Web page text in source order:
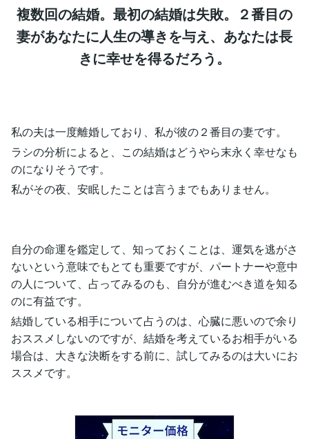
複数回の結婚。最初の結婚は失敗。２番目の
妻があなたに人生の導きを与え、あなたは長
きに幸せを得るだろう。
私の夫は一度離婚しており、私が彼の２番目の妻です。
ラシの分析によると、この結婚はどうやら末永く幸せなも
のになりそうです。
私がその夜、安眠したことは言うまでもありません。
自分の命運を鑑定して、知っておくことは、運気を逃がさ
ないという意味でもとても重要ですが、パートナーや意中
の人について、占ってみるのも、自分が進むべき道を知る
のに有益です。
結婚している相手について占うのは、心臓に悪いので余り
おススメしないのですが、結婚を考えているお相手がいる
場合は、大きな決断をする前に、試してみるのは大いにお
ススメです。